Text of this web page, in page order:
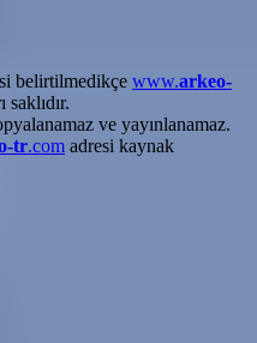
belirtilmedikçe www.arkeo-
ve yayınlanamaz.
tr.com adresi kaynak